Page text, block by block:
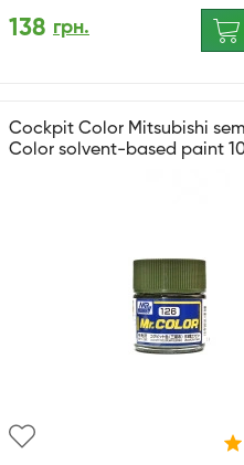
138 грн.
Cockpit Color Mitsubishi
Color solvent-based paint